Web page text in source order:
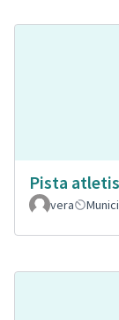
Pista
vera